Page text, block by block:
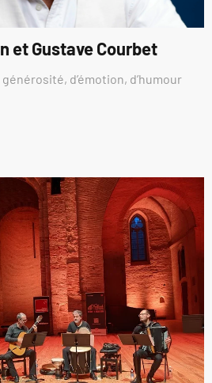
et Gustave Courbet
d’émotion, d’humour